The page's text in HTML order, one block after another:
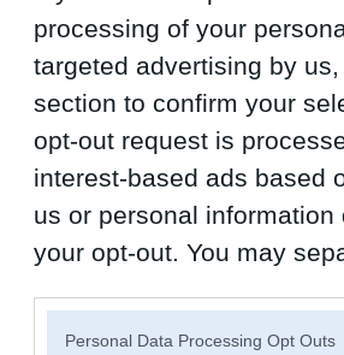
processing of your
targeted advertising by
section to confirm your
opt-out request is
interest-based ads based
us or personal
your opt-out. You may
Personal Data Processing Opt Outs